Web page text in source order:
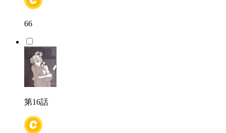
66
第16話